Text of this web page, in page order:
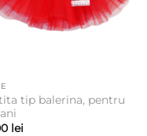
tip balerina, pentru
lei